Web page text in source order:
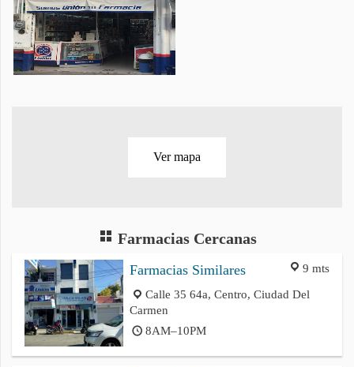
Ver mapa
Farmacias Cercanas
9 mts
Farmacias Similares
Calle 35 64a, Centro, Ciudad Del
Carmen
8AM–10PM